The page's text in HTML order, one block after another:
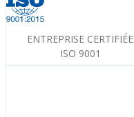
ENTREPRISE CERTIFIÉE
ISO 9001